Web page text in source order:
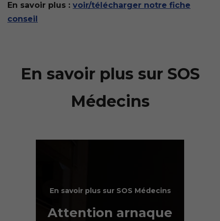
En savoir plus : voir/télécharger notre fiche
conseil
En savoir plus sur SOS
Médecins
En savoir plus sur SOS Médecins
Attention arnaque